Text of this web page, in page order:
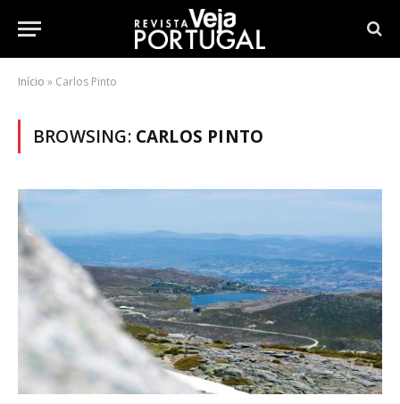
Início » Carlos Pinto
BROWSING: CARLOS PINTO